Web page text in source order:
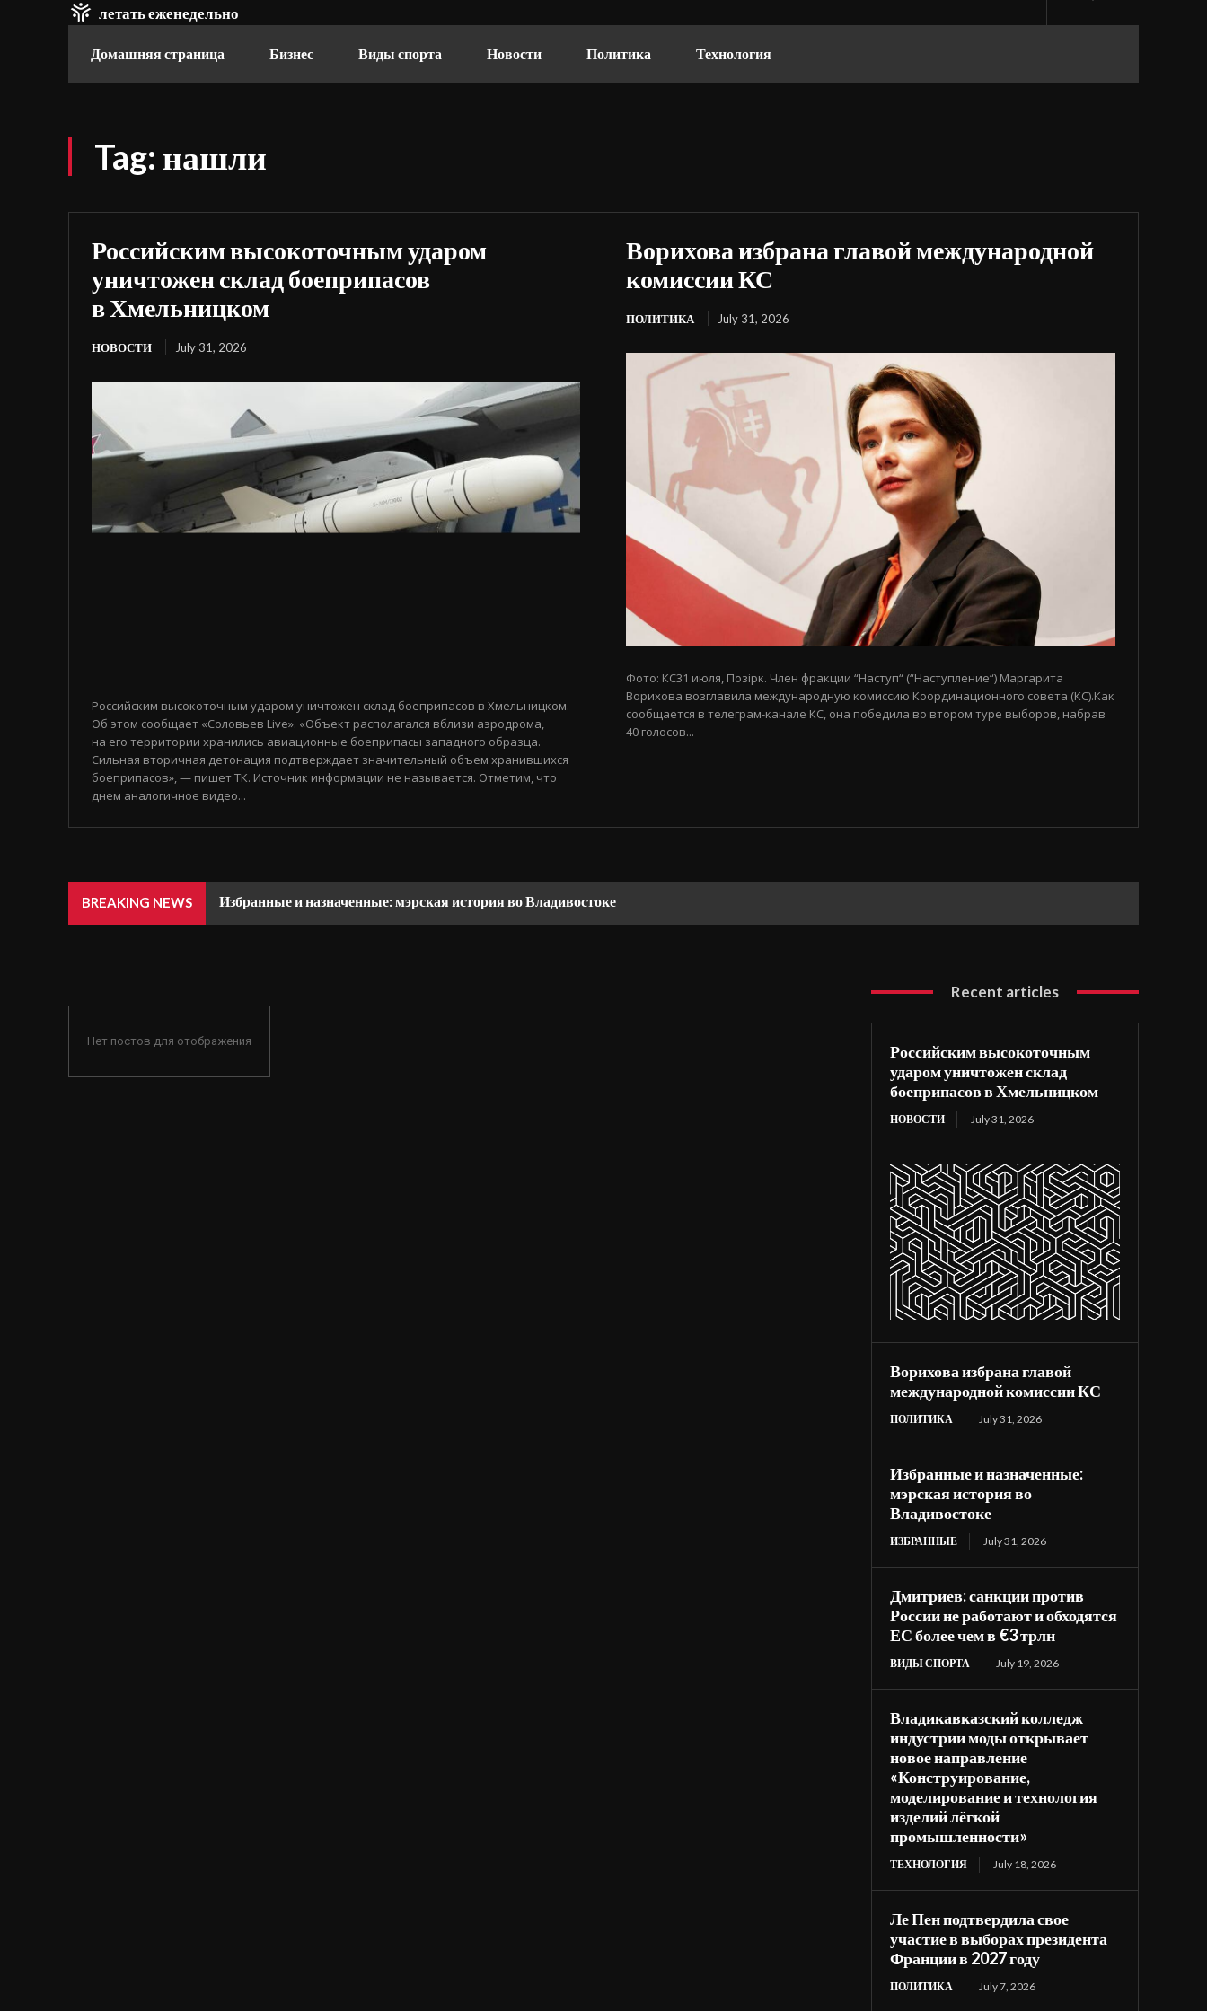
летать еженедельно
Домашняя страница Бизнес Виды спорта Новости Политика Технология
Tag: нашли
Российским высокоточным ударом
уничтожен склад боеприпасов
в Хмельницком
НОВОСТИ July 31, 2026
Российским высокоточным ударом уничтожен склад боеприпасов в Хмельницком.
Об этом сообщает «Соловьев Live». «Объект располагался вблизи аэродрома,
на его территории хранились авиационные боеприпасы западного образца.
Сильная вторичная детонация подтверждает значительный объем хранившихся
боеприпасов», — пишет ТК. Источник информации не называется. Отметим, что
днем аналогичное видео...
Ворихова избрана главой международной
комиссии КС
ПОЛИТИКА July 31, 2026
Фото: КС31 июля, Позірк. Член фракции “Наступ“ (“Наступление“) Маргарита
Ворихова возглавила международную комиссию Координационного совета (КС).Как
сообщается в телеграм-канале КС, она победила во втором туре выборов, набрав
40 голосов...
BREAKING NEWS Избранные и назначенные: мэрская история во Владивостоке
Нет постов для отображения
Recent articles
Российским высокоточным
ударом уничтожен склад
боеприпасов в Хмельницком
НОВОСТИ July 31, 2026
Ворихова избрана главой
международной комиссии КС
ПОЛИТИКА July 31, 2026
Избранные и назначенные:
мэрская история во
Владивостоке
ИЗБРАННЫЕ July 31, 2026
Дмитриев: санкции против
России не работают и обходятся
ЕС более чем в €3 трлн
ВИДЫ СПОРТА July 19, 2026
Владикавказский колледж
индустрии моды открывает
новое направление
«Конструирование,
моделирование и технология
изделий лёгкой
промышленности»
ТЕХНОЛОГИЯ July 18, 2026
Ле Пен подтвердила свое
участие в выборах президента
Франции в 2027 году
ПОЛИТИКА July 7, 2026